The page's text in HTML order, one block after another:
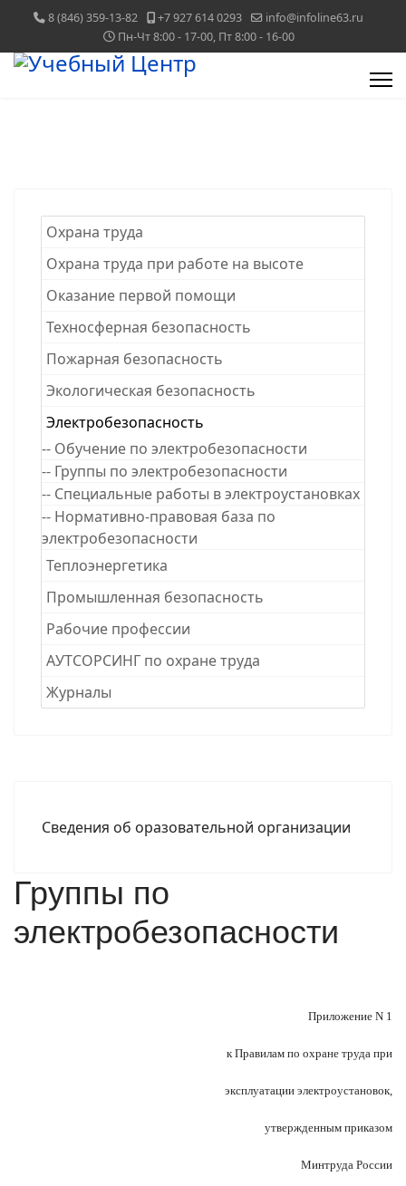
8 (846) 359-13-82 +7 927 614 0293
info@infoline63.ru
Пн-Чт 8:00 - 17-00, Пт 8:00 - 16-00
Охрана труда
Охрана труда при работе на высоте
Оказание первой помощи
Техносферная безопасность
Пожарная безопасность
Экологическая безопасность
Электробезопасность
-- Обучение по электробезопасности
-- Группы по электробезопасности
-- Специальные работы в электроустановках
-- Нормативно-правовая база по
электробезопасности
Теплоэнергетика
Промышленная безопасность
Рабочие професcии
АУТСОРСИНГ по охране труда
Журналы
Сведения об оразовательной организации
Группы по
электробезопасности
Приложение N 1
к Правилам по охране труда при
эксплуатации электроустановок,
утвержденным приказом
Минтруда России